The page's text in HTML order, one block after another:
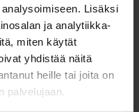
Lisäksi
ja analytiikka-
miten käytät
yhdistää näitä
heille tai joita on
palvelujaan.
organisaatiosi